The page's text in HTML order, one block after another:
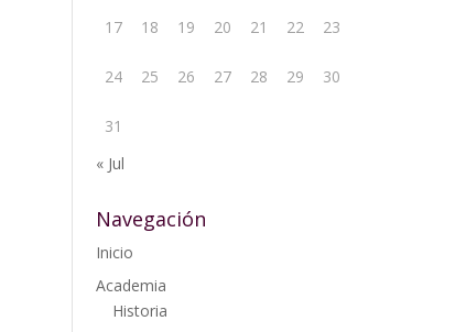
17 18 19 20 21 22 23
24 25 26 27 28 29 30
31
« Jul
Navegación
Inicio
Academia
Historia